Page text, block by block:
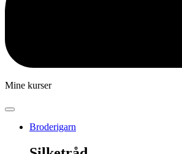
Mine kurser
Broderigarn